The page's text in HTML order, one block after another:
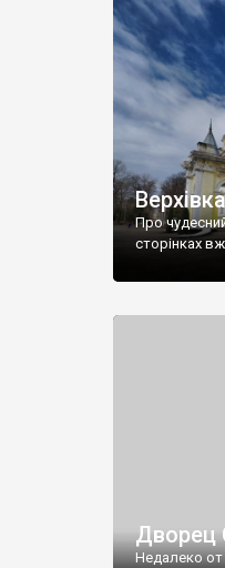
Про
сторінках
Дворец
Недалеко